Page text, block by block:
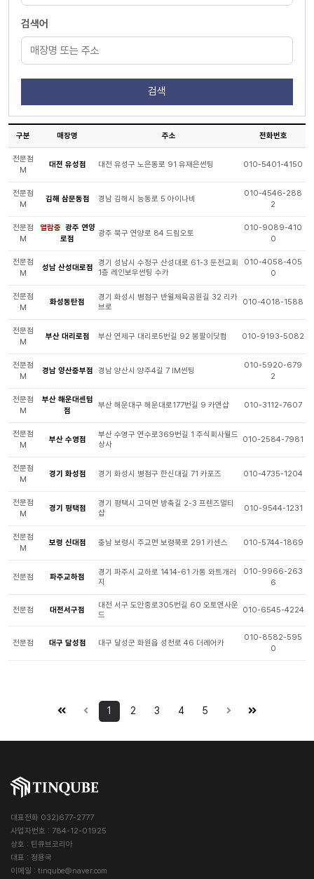
검색어
구분 매장명 주소 전화번호
전문점
M
대전 유성점 대전 유성구 노은동로 91 유재은썬팅 010-5401-4150
전문점
M
김해 삼문동점 경남 김해시 능동로 5 아이나비
010-4546-288
2
전문점
M
열람중 광주 연양
로점
광주 북구 연양로 84 드림오토
010-9089-410
0
전문점
M
성남 산성대로점
경기 성남시 수정구 산성대로 61-3 둔전교회
1층 레인보우썬팅 수카
010-4058-405
0
전문점
M
화성동탄점
경기 화성시 병점구 반월체육공원길 32 리카
브로
010-4018-1588
전문점
M
부산 대리로점 부산 연제구 대리로5번길 92 봉팔이닷컴 010-9193-5082
전문점
M
경남 양산중부점 경남 양산시 양주4길 7 IM썬팅
010-5920-679
2
전문점
M
부산 해운대센텀
점
부산 해운대구 해운대로177번길 9 카앤샵 010-3112-7607
전문점
M
부산 수영점
부산 수영구 연수로369번길 1 주식회사월드
상사
010-2584-7981
전문점
M
경기 화성점 경기 화성시 병점구 한신대길 71 카포즈 010-4735-1204
전문점
M
경기 평택점
경기 평택시 고덕면 방축길 2-3 프렌즈멀티
샵
010-9544-1231
전문점
M
보령 신대점 충남 보령시 주교면 보령북로 291 카센스 010-5744-1869
전문점 파주교하점
경기 파주시 교하로 1414-61 가동 와트개러
지
010-9966-263
6
전문점 대전서구점
대전 서구 도안중로305번길 60 오토앤사운
드
010-6545-4224
전문점 대구 달성점 대구 달성군 화원읍 성천로 46 더레어카
010-8582-595
0
1 2 3 4 5
대표전화 032)677-2777
사업자번호 : 784-12-01925
상호 : 틴큐브코리아
대표 : 정용국
이메일 : tinqube@naver.com